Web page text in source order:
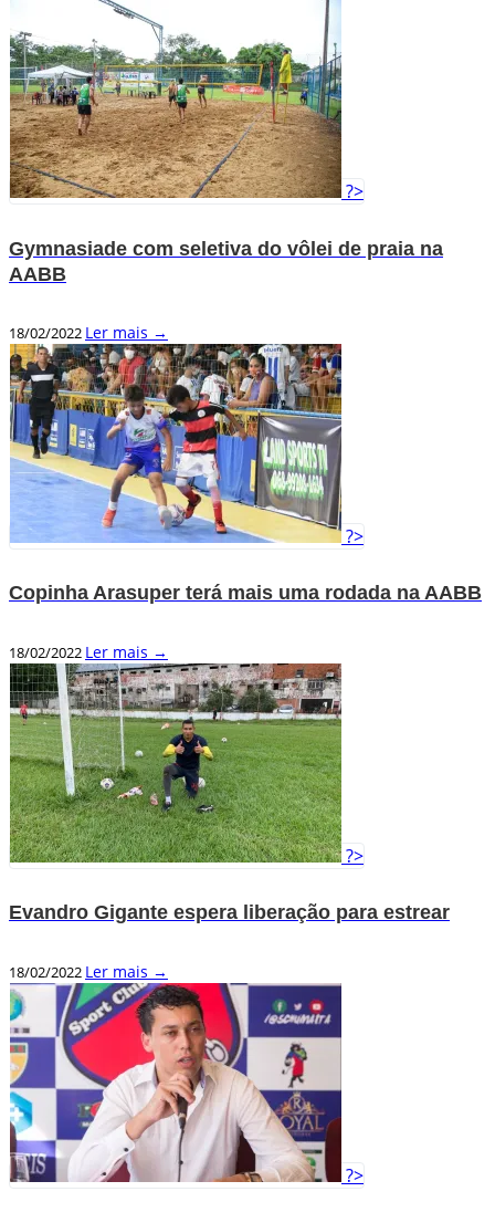
?>
Gymnasiade com seletiva do vôlei de praia na
AABB
18/02/2022 Ler mais →
?>
Copinha Arasuper terá mais uma rodada na AABB
18/02/2022 Ler mais →
?>
Evandro Gigante espera liberação para estrear
18/02/2022 Ler mais →
?>